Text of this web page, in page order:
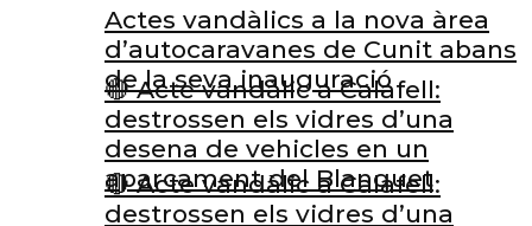
🔴 Acte vandàlic a Calafell:
destrossen els vidres d’una
desena de vehicles en un
aparcament del Blanquet
Actes vandàlics a la nova àrea
d’autocaravanes de Cunit abans
de la seva inauguració
🔴 Acte vandàlic a Calafell:
destrossen els vidres d’una